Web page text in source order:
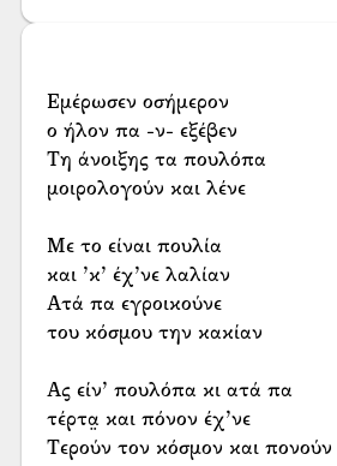
Εμέρωσεν οσήμερον
ο ήλον πα -ν- εξέβεν
Τη άνοιξης τα πουλόπα
μοιρολογούν και λένε
Με το είναι πουλία
και ’κ’ έχ’νε λαλίαν
Ατά πα εγροικούνε
του κόσμου την κακίαν
Ας είν’ πουλόπα κι ατά πα
τέρτα̤ και πόνον έχ’νε
Τερούν τον κόσμον και πονούν